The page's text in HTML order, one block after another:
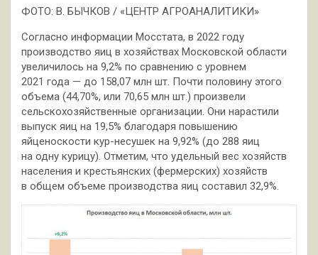
ФОТО: В. БЫЧКОВ / «ЦЕНТР АГРОАНАЛИТИКИ»
Согласно информации Мосстата, в 2022 году
производство яиц в хозяйствах Московской области
увеличилось на 9,2% по сравнению с уровнем
2021 года — до 158,07 млн шт. Почти половину этого
объема (44,70%, или 70,65 млн шт.) произвели
сельскохозяйственные организации. Они нарастили
выпуск яиц на 19,5% благодаря повышению
яйценоскости кур-несушек на 9,92% (до 288 яиц
на одну курицу). Отметим, что удельный вес хозяйств
населения и крестьянских (фермерских) хозяйств
в общем объеме производства яиц составил 32,9%.